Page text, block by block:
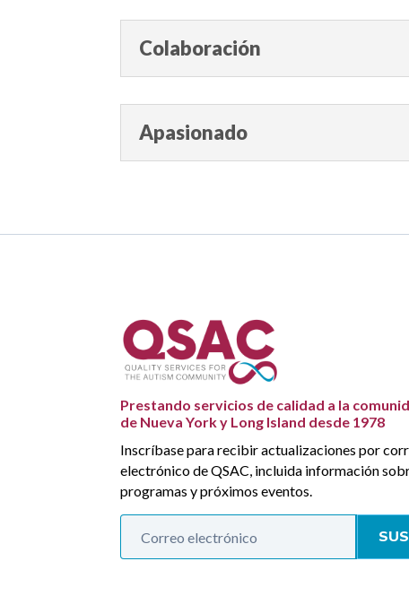
Colaboración
Apasionado
Prestando servicios de calidad a la
de Nueva York y Long Island desde 1978
Inscríbase para recibir actualizaciones por
electrónico de QSAC, incluida información
programas y próximos eventos.